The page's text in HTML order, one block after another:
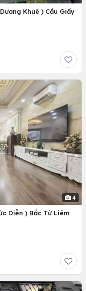
Khuê ) Cầu Giấy
4
Diễn ) Bắc Từ Liêm